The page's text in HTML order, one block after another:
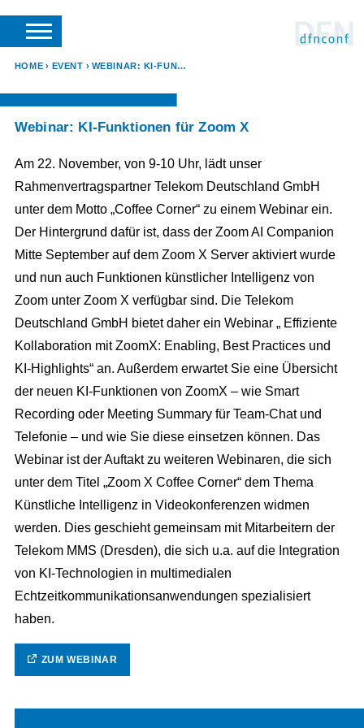
SUCHE VERANSTALTER LOGIN
HOME EVENT WEBINAR: KI-FUNKTIONEN FÜR ZOOM X
Webinar: KI-Funktionen für Zoom X
Am 22. November, von 9-10 Uhr, lädt unser
Rahmenvertragspartner Telekom Deutschland GmbH
unter dem Motto „Coffee Corner“ zu einem Webinar ein.
Der Hintergrund dafür ist, dass der Zoom AI Companion
Mitte September auf dem Zoom X Server aktiviert wurde
und nun auch Funktionen künstlicher Intelligenz von
Zoom unter Zoom X verfügbar sind. Die Telekom
Deutschland GmbH bietet daher ein Webinar „ Effiziente
Kollaboration mit ZoomX: Enabling, Best Practices und
KI-Highlights“ an. Außerdem erwartet Sie eine Übersicht
der neuen KI-Funktionen von ZoomX – wie Smart
Recording oder Meeting Summary für Team-Chat und
Telefonie – und wie Sie diese einsetzen können. Das
Webinar ist der Auftakt zu weiteren Webinaren, die sich
unter dem Titel „Zoom X Coffee Corner“ dem Thema
Künstliche Intelligenz in Videokonferenzen widmen
werden. Dies geschieht gemeinsam mit Mitarbeitern der
Telekom MMS (Dresden), die sich u.a. auf die Integration
von KI-Technologien in multimedialen
Echtzeitkommunikationsanwendungen spezialisiert
haben.
ZUM WEBINAR